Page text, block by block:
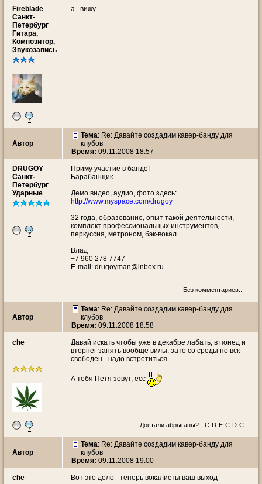
Fireblade
Санкт-
Петербург
Гитара,
Композитор,
Звукозапись
а...вижу..
Автор
Тема: Re: Давайте создадим кавер-банду для
клубов
Время: 09.11.2008 18:57
DRUGOY
Санкт-
Петербург
Ударные
Приму участие в банде!
Барабанщик.
Демо видео, аудио, фото здесь:
http://www.myspace.com/drugoy
32 года, образование, опыт такой деятельности,
комплект профессиональных инструментов,
перкуссия, метроном, бэк-вокал.
Влад
+7 960 278 7747
E-mail: drugoyman@inbox.ru
Без комментариев...
Автор
Тема: Re: Давайте создадим кавер-банду для
клубов
Время: 09.11.2008 18:58
che
Давай искать чтобы уже в декабре лабать, в понед и
вторнег занять вообще вилы, зато со среды по вск
свободен - надо встретиться
А тебя Петя зовут, есс
Достали абрыганы? - С-D-E-C-D-C
Автор
Тема: Re: Давайте создадим кавер-банду для
клубов
Время: 09.11.2008 19:00
che Вот это дело - теперь вокалисты ваш выход